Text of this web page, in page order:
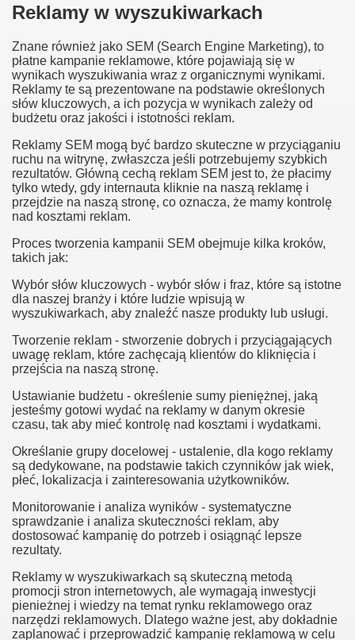
Reklamy w wyszukiwarkach
Znane również jako SEM (Search Engine Marketing), to
płatne kampanie reklamowe, które pojawiają się w
wynikach wyszukiwania wraz z organicznymi wynikami.
Reklamy te są prezentowane na podstawie określonych
słów kluczowych, a ich pozycja w wynikach zależy od
budżetu oraz jakości i istotności reklam.
Reklamy SEM mogą być bardzo skuteczne w przyciąganiu
ruchu na witrynę, zwłaszcza jeśli potrzebujemy szybkich
rezultatów. Główną cechą reklam SEM jest to, że płacimy
tylko wtedy, gdy internauta kliknie na naszą reklamę i
przejdzie na naszą stronę, co oznacza, że mamy kontrolę
nad kosztami reklam.
Proces tworzenia kampanii SEM obejmuje kilka kroków,
takich jak:
Wybór słów kluczowych - wybór słów i fraz, które są istotne
dla naszej branży i które ludzie wpisują w
wyszukiwarkach, aby znaleźć nasze produkty lub usługi.
Tworzenie reklam - stworzenie dobrych i przyciągających
uwagę reklam, które zachęcają klientów do kliknięcia i
przejścia na naszą stronę.
Ustawianie budżetu - określenie sumy pieniężnej, jaką
jesteśmy gotowi wydać na reklamy w danym okresie
czasu, tak aby mieć kontrolę nad kosztami i wydatkami.
Określanie grupy docelowej - ustalenie, dla kogo reklamy
są dedykowane, na podstawie takich czynników jak wiek,
płeć, lokalizacja i zainteresowania użytkowników.
Monitorowanie i analiza wyników - systematyczne
sprawdzanie i analiza skuteczności reklam, aby
dostosować kampanię do potrzeb i osiągnąć lepsze
rezultaty.
Reklamy w wyszukiwarkach są skuteczną metodą
promocji stron internetowych, ale wymagają inwestycji
pienieżnej i wiedzy na temat rynku reklamowego oraz
narzędzi reklamowych. Dlatego ważne jest, aby dokładnie
zaplanować i przeprowadzić kampanię reklamową w celu